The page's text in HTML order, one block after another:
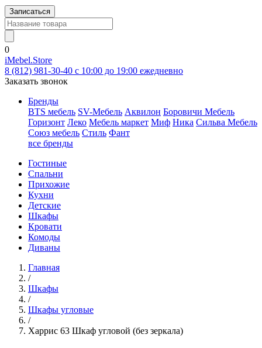
Записаться
0
iMebel.Store
8 (812) 981-30-40 c 10:00 до 19:00 ежедневно
Заказать звонок
Бренды
BTS мебель SV-Мебель Аквилон Боровичи Мебель
Горизонт Леко Мебель маркет Миф Ника Сильва Мебель
Союз мебель Стиль Фант
все бренды
Гостиные
Спальни
Прихожие
Кухни
Детские
Шкафы
Кровати
Комоды
Диваны
Главная
/
Шкафы
/
Шкафы угловые
/
Харрис 63 Шкаф угловой (без зеркала)